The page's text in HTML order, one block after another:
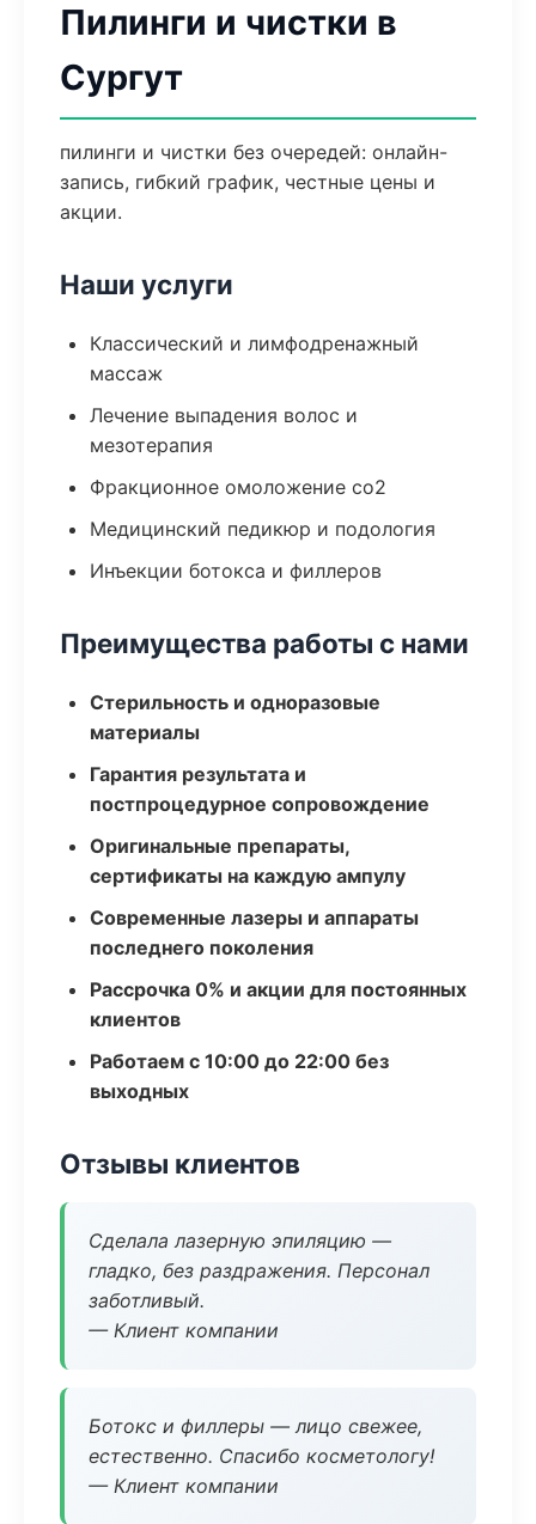
Пилинги и чистки в
Сургут
пилинги и чистки без очередей: онлайн-
запись, гибкий график, честные цены и
акции.
Наши услуги
Классический и лимфодренажный
массаж
Лечение выпадения волос и
мезотерапия
Фракционное омоложение co2
Медицинский педикюр и подология
Инъекции ботокса и филлеров
Преимущества работы с нами
Стерильность и одноразовые
материалы
Гарантия результата и
постпроцедурное сопровождение
Оригинальные препараты,
сертификаты на каждую ампулу
Современные лазеры и аппараты
последнего поколения
Рассрочка 0% и акции для постоянных
клиентов
Работаем с 10:00 до 22:00 без
выходных
Отзывы клиентов
Сделала лазерную эпиляцию —
гладко, без раздражения. Персонал
заботливый.
— Клиент компании
Ботокс и филлеры — лицо свежее,
естественно. Спасибо косметологу!
— Клиент компании